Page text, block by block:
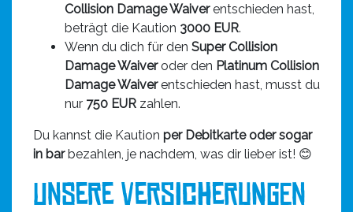
Collision Damage Waiverentschieden hast,
beträgt die Kaution 3000 EUR.
Wenn du dich für den Super Collision
Damage Waiveroder den Platinum Collision
Damage Waiverentschieden hast, musst du
nur 750 EUR zahlen.
Du kannst die Kaution per Debitkarte oder sogar
in barbezahlen, je nachdem, was dir lieber ist! 😊
Unsere Versicherungen